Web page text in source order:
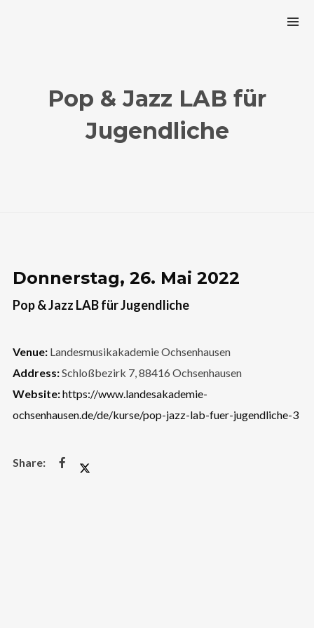
Pop & Jazz LAB für
Jugendliche
Donnerstag, 26. Mai 2022
Pop & Jazz LAB für Jugendliche
Venue:Landesmusikakademie Ochsenhausen
Address:Schloßbezirk 7, 88416 Ochsenhausen
Website:https://www.landesakademie-
ochsenhausen.de/de/kurse/pop-jazz-lab-fuer-jugendliche-3